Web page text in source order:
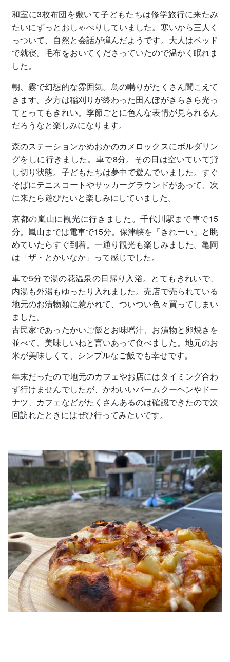
和室に3枚布団を敷いて子どもたちは修学旅行に来たみ
たいにずっとおしゃべりしていました。寒いから三人く
っついて、自然と会話が弾んだようです。大人はベッド
で就寝。毛布をおいてくださっていたので温かく眠れま
した。
朝、霧で幻想的な雰囲気。鳥の囀りがたくさん聞こえて
きます。夕方は稲刈りが終わった田んぼがきらきら光っ
てとってもきれい。季節ごとに色んな表情が見られるん
だろうなと楽しみになります。
森のステーションかめおかのカメロックスにボルダリン
グをしに行きました。車で8分。その日は空いていて貸
し切り状態。子どもたちは夢中で遊んでいました。すぐ
そばにテニスコートやサッカーグラウンドがあって、次
に来たら遊びたいと楽しみにしていました。
京都の嵐山に観光に行きました。千代川駅まで車で15
分。嵐山までは電車で15分。保津峡を「きれーい」と眺
めていたらすぐ到着。一通り観光も楽しみました。亀岡
は「ザ・とかいなか」って感じでした。
車で5分で湯の花温泉の日帰り入浴。とてもきれいで、
内湯も外湯もゆったり入れました。売店で売られている
地元のお漬物類に惹かれて、ついつい色々買ってしまい
ました。
古民家であったかいご飯とお味噌汁、お漬物と卵焼きを
並べて、美味しいねと言いあって食べました。地元のお
米が美味しくて、シンプルなご飯でも幸せです。
年末だったので地元のカフェやお店にはタイミング合わ
ず行けませんでしたが、かわいいバームクーヘンやドー
ナツ、カフェなどがたくさんあるのは確認できたので次
回訪れたときにはぜひ行ってみたいです。